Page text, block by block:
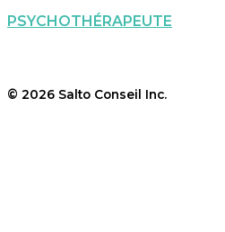
PSYCHOTHÉRAPEUTE
© 2026 Salto Conseil Inc.